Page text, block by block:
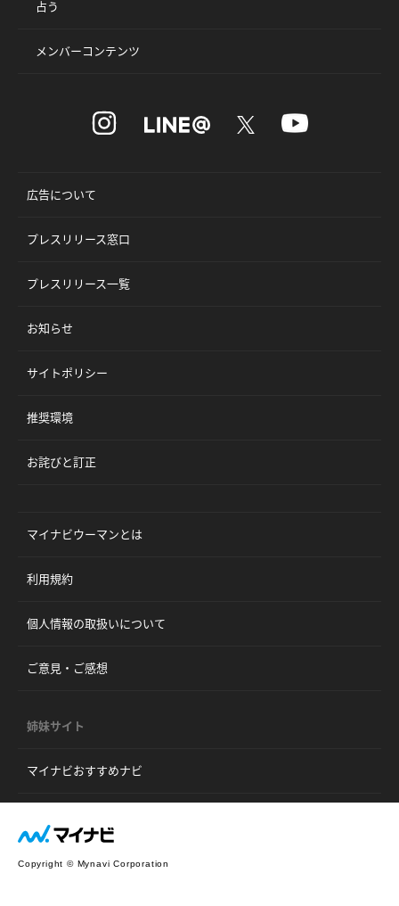
占う
メンバーコンテンツ
広告について
プレスリリース窓口
プレスリリース一覧
お知らせ
サイトポリシー
推奨環境
お詫びと訂正
マイナビウーマンとは
利用規約
個人情報の取扱いについて
ご意見・ご感想
姉妹サイト
マイナビおすすめナビ
Copyright © Mynavi Corporation